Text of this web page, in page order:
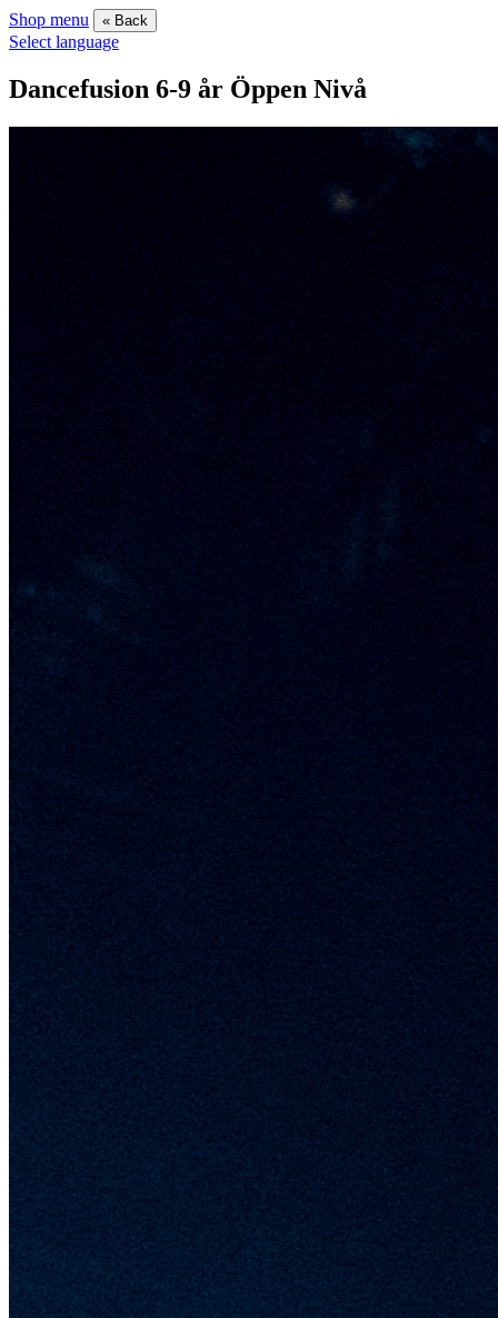
Shop menu « Back
Select language
Dancefusion 6-9 år Öppen Nivå